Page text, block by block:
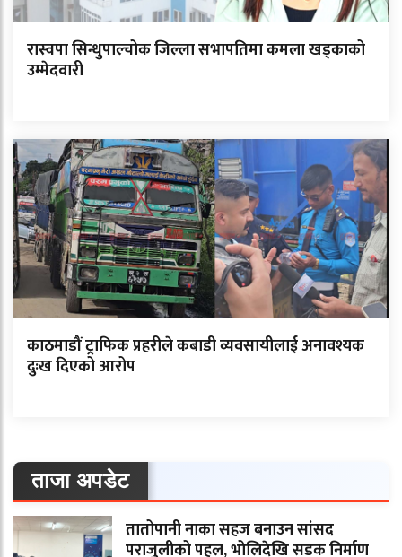
रास्वपा सिन्धुपाल्चोक जिल्ला सभापतिमा कमला खड्काको
उम्मेदवारी
काठमाडौं ट्राफिक प्रहरीले कबाडी व्यवसायीलाई अनावश्यक
दुःख दिएको आरोप
ताजा अपडेट
तातोपानी नाका सहज बनाउन सांसद
पराजुलीको पहल, भोलिदेखि सडक निर्माण